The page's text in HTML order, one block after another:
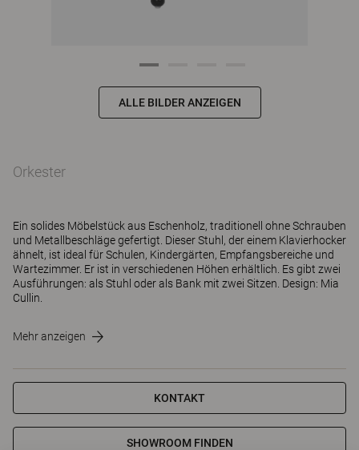
ALLE BILDER ANZEIGEN
Orkester
Ein solides Möbelstück aus Eschenholz, traditionell ohne Schrauben
und Metallbeschläge gefertigt. Dieser Stuhl, der einem Klavierhocker
ähnelt, ist ideal für Schulen, Kindergärten, Empfangsbereiche und
Wartezimmer. Er ist in verschiedenen Höhen erhältlich. Es gibt zwei
Ausführungen: als Stuhl oder als Bank mit zwei Sitzen. Design: Mia
Cullin.
Mehr anzeigen
KONTAKT
SHOWROOM FINDEN